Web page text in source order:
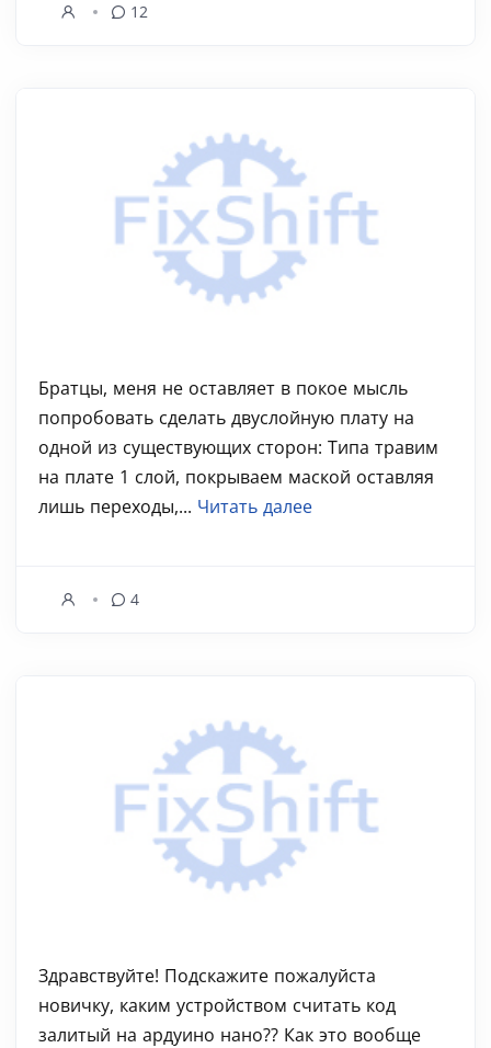
12
Братцы, меня не оставляет в покое мысль
попробовать сделать двуслойную плату на
одной из существующих сторон: Типа травим
на плате 1 слой, покрываем маской оставляя
лишь переходы,... Читать далее
4
Здравствуйте! Подскажите пожалуйста
новичку, каким устройством считать код
залитый на ардуино нано?? Как это вообще